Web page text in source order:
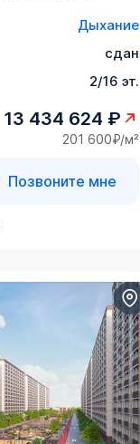
Дыхание
сдан
2/16 эт.
13 434 624 ₽
201 600₽/м²
Позвоните мне